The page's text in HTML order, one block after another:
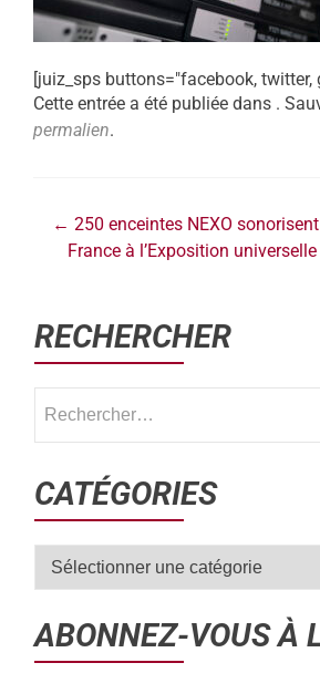
[juiz_sps buttons="facebook, twitter,
Cette entrée a été publiée dans .
permalien.
← 250 enceintes NEXO
France à l’Exposition
RECHERCHER
CATÉGORIES
ABONNEZ-VOUS À